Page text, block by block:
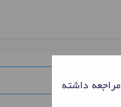
مراجعه داشته